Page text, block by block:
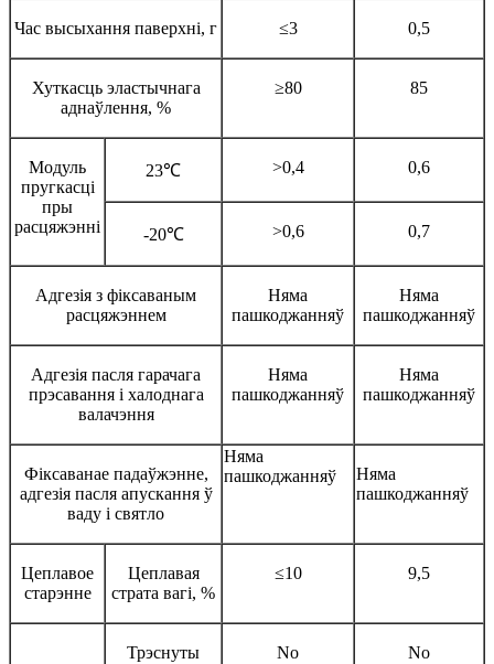
Час высыхання паверхні, г ≤3 0,5
Хуткасць эластычнага
аднаўлення, %
≥80 85
Модуль
пругкасці
пры
расцяжэнні
23℃ >0,4 0,6
-20℃ >0,6 0,7
Адгезія з фіксаваным
расцяжэннем
Няма
пашкоджанняў
Няма
пашкоджанняў
Адгезія пасля гарачага
прэсавання і халоднага
валачэння
Няма
пашкоджанняў
Няма
пашкоджанняў
Фіксаванае падаўжэнне,
адгезія пасля апускання ў
ваду і святло
Няма
пашкоджанняў
Няма
пашкоджанняў
Цеплавое
старэнне
Цеплавая
страта вагі, %
≤10 9,5
Трэснуты No No